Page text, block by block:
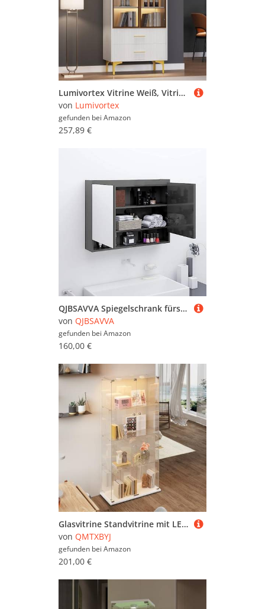
Lumivortex Vitrine Weiß, Vitrinenschrank Wohnzimmermit Beweglichen Einlegeböden, Glasvitrine Mit LED Beleuchtung, Wohnzimmerschrank, Bücherschrank Mit Glastüren, Glas Vitrine, 70x35x150cm (Stil B)
von Lumivortex
gefunden bei Amazon
257,89 €
QJBSAVVA Spiegelschrank fürs Bad 80x15x60 cm Glänzend Grau Moderner Badezimmerschrank mit USB Anschluss und 3 Fächern aus MDF und Glas Stilvoll und Funktional
von QJBSAVVA
gefunden bei Amazon
160,00 €
Glasvitrine Standvitrine mit LED-Klopflicht, 163x78.5x35 cm, 4 Lagen Glas Holz Vitrine mit 2 Türen und Schloss, Sammlervitrine Vitrinenschrank aus Gehärtetes Glas, Glasvitrine Stehend für Wohnzimmer
von QMTXBYJ
gefunden bei Amazon
201,00 €